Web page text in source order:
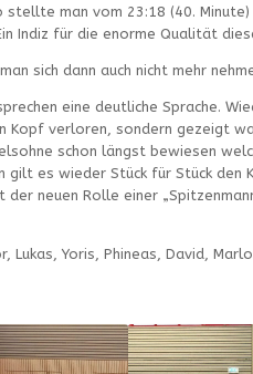
stellte man vom 23:18 (40.
Indiz für die enorme Qualität
sich dann auch nicht mehr
eine deutliche Sprache.
Kopf verloren, sondern gezeigt
schon längst bewiesen
gilt es wieder Stück für Stück
der neuen Rolle einer
Lukas, Yoris, Phineas, David,